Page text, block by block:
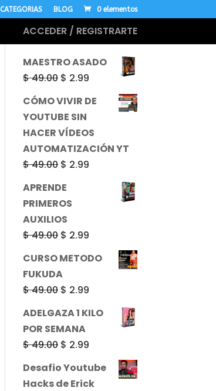
CATEGORIAS BLOG 0 elementos
ACCEDER / REGISTRARTE
MÁS CURSOS
MAESTRO ASADO
$49.00 El
era:
$ 2.99
precio
actual
$ 2.99.
CÓMO VIVIR DE
YOUTUBE SIN
HACER VÍDEOS
AUTOMATIZACIÓN YT
$49.00 El
$ 49.00.
$ 2.99
APRENDE
PRIMEROS
AUXILIOS
$49.00 El
era:
$ 49.00.
$ 2.99
precio
actual
CURSO METODO
FUKUDA
$49.00 El
era:
$ 49.00.
$ 2.99
ADELGAZA 1 KILO
POR SEMANA
$49.00 El
original
$ 2.99
precio
actual
Desafio Youtube
Hacks de Erick